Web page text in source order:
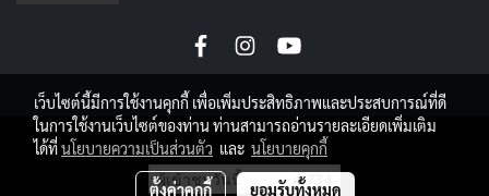
copyright by
ผู้เข้าชมวันนี้
4,734
เว็บไซต์นี้มีการใช้งานคุกกี้ เพื่อเพิ่มประสิทธิภาพและประสบการณ์ที่ดี
ในการใช้งานเว็บไซต์ของท่าน ท่านสามารถอ่านรายละเอียดเพิ่มเติม
ได้ที่นโยบายความเป็นส่วนตัว และ นโยบายคุกกี้
ตั้งค่าคุกกี้ ยอมรับทั้งหมด